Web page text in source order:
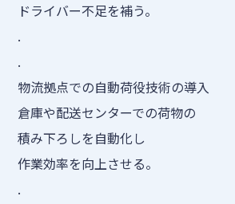
ドライバー不足を補う。
.
.
物流拠点での自動荷役技術の導入
倉庫や配送センターでの荷物の
積み下ろしを自動化し
作業効率を向上させる。
.